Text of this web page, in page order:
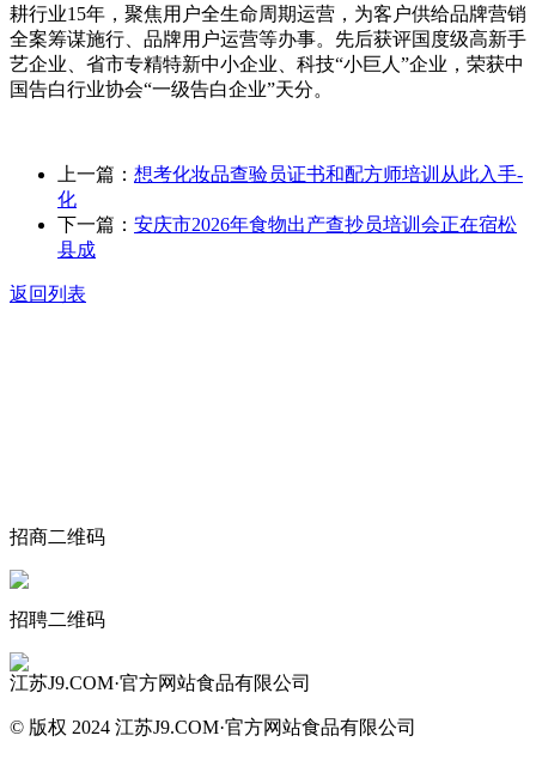
耕行业15年，聚焦用户全生命周期运营，为客户供给品牌营销
全案筹谋施行、品牌用户运营等办事。先后获评国度级高新手
艺企业、省市专精特新中小企业、科技“小巨人”企业，荣获中
国告白行业协会“一级告白企业”天分。
上一篇： 想考化妆品查验员证书和配方师培训从此入手-
化
下一篇： 安庆市2026年食物出产查抄员培训会正在宿松
县成
返回列表
招商二维码
招聘二维码
江苏J9.COM·官方网站食品有限公司
© 版权 2024 江苏J9.COM·官方网站食品有限公司